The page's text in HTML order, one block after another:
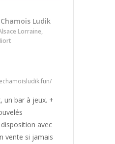
Ludik
Lorraine,
un bar à jeux. +
avec
vente si jamais